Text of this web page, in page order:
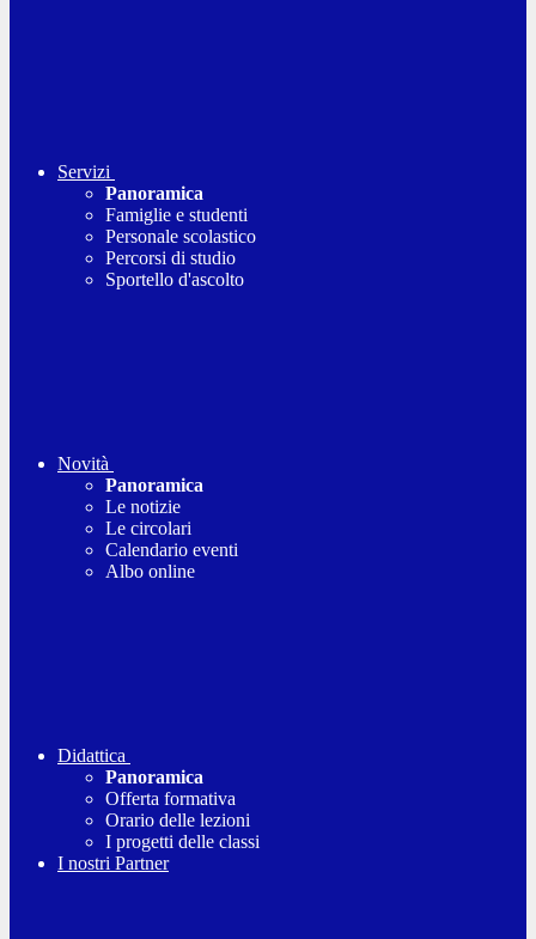
Servizi
Panoramica
Famiglie e studenti
Personale scolastico
Percorsi di studio
Sportello d'ascolto
Novità
Panoramica
Le notizie
Le circolari
Calendario eventi
Albo online
Didattica
Panoramica
Offerta formativa
Orario delle lezioni
I progetti delle classi
I nostri Partner